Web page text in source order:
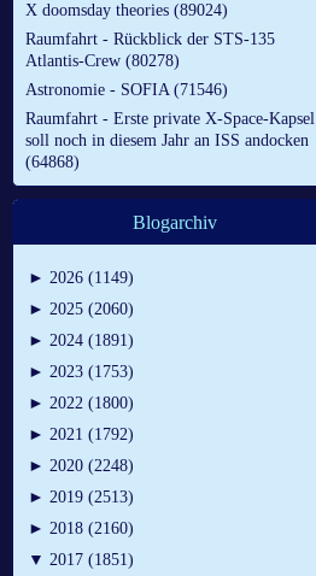
X doomsday theories (89024)
Raumfahrt - Rückblick der STS-135
Atlantis-Crew (80278)
Astronomie - SOFIA (71546)
Raumfahrt - Erste private X-Space-Kapsel
soll noch in diesem Jahr an ISS andocken
(64868)
Blogarchiv
► 2026 (1149)
► 2025 (2060)
► 2024 (1891)
► 2023 (1753)
► 2022 (1800)
► 2021 (1792)
► 2020 (2248)
► 2019 (2513)
► 2018 (2160)
▼ 2017 (1851)